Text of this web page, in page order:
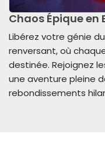
Chaos Épique en
Libérez votre génie
renversant, où
destinée. Rejoignez
une aventure pleine
rebondissements